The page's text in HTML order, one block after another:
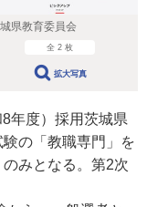
県教育委員会
全 2 枚
拡大写真
年度）採用茨城県
の「教職専門」を
みとなる。第2次